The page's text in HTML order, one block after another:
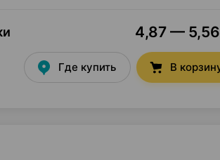
4,87 —
Где купить В